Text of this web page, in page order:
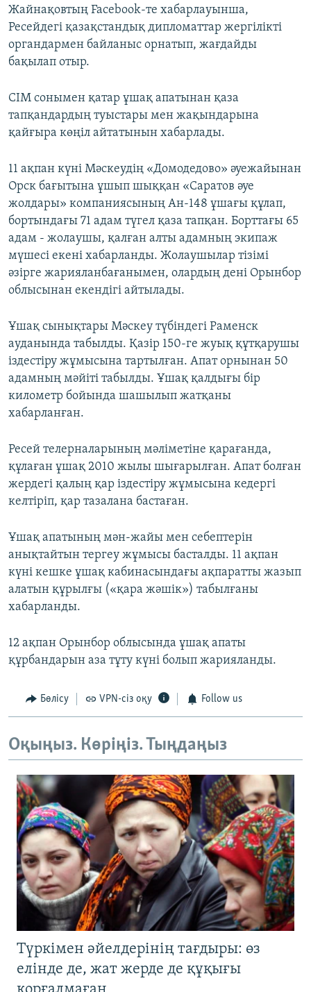
Жайнақовтың Facebook-те хабарлауынша,
Ресейдегі қазақстандық дипломаттар жергілікті
органдармен байланыс орнатып, жағдайды
бақылап отыр.
СІМ сонымен қатар ұшақ апатынан қаза
тапқандардың туыстары мен жақындарына
қайғыра көңіл айтатынын хабарлады.
11 ақпан күні Мәскеудің «Домодедово» әуежайынан
Орск бағытына ұшып шыққан «Саратов әуе
жолдары» компаниясының Ан-148 ұшағы құлап,
бортындағы 71 адам түгел қаза тапқан. Борттағы 65
адам - жолаушы, қалған алты адамның экипаж
мүшесі екені хабарланды. Жолаушылар тізімі
әзірге жарияланбағанымен, олардың дені Орынбор
облысынан екендігі айтылады.
Ұшақ сынықтары Мәскеу түбіндегі Раменск
ауданында табылды. Қазір 150-ге жуық құтқарушы
іздестіру жұмысына тартылған. Апат орнынан 50
адамның мәйіті табылды. Ұшақ қалдығы бір
километр бойында шашылып жатқаны
хабарланған.
Ресей телерналарының мәліметіне қарағанда,
құлаған ұшақ 2010 жылы шығарылған. Апат болған
жердегі қалың қар іздестіру жұмысына кедергі
келтіріп, қар тазалана бастаған.
Ұшақ апатының мән-жайы мен себептерін
анықтайтын тергеу жұмысы басталды. 11 ақпан
күні кешке ұшақ кабинасындағы ақпаратты жазып
алатын құрылғы («қара жәшік») табылғаны
хабарланды.
12 ақпан Орынбор облысында ұшақ апаты
құрбандарын аза тұту күні болып жарияланды.
Бөлісу VPN-сіз оқу Follow us
Оқыңыз. Көріңіз. Тыңдаңыз
Түркімен әйелдерінің тағдыры: өз
елінде де, жат жерде де құқығы